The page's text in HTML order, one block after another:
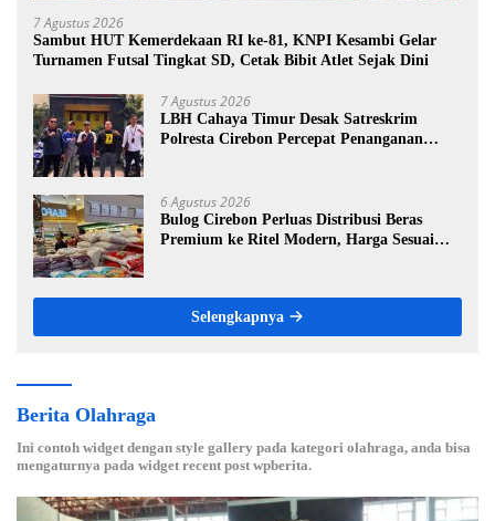
7 Agustus 2026
Sambut HUT Kemerdekaan RI ke-81, KNPI Kesambi Gelar
Turnamen Futsal Tingkat SD, Cetak Bibit Atlet Sejak Dini
7 Agustus 2026
LBH Cahaya Timur Desak Satreskrim
Polresta Cirebon Percepat Penanganan
6 Agustus 2026
Bulog Cirebon Perluas Distribusi Beras
Premium ke Ritel Modern, Harga Sesuai
Selengkapnya
Berita Olahraga
Ini contoh widget dengan style gallery pada kategori olahraga, anda bisa
mengaturnya pada widget recent post wpberita.